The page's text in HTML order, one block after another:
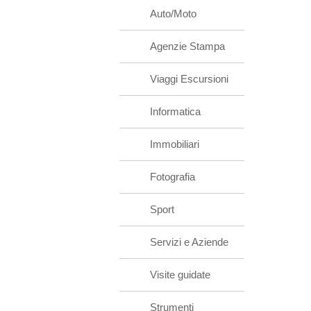
Auto/Moto
Agenzie Stampa
Viaggi Escursioni
Informatica
Immobiliari
Fotografia
Sport
Servizi e Aziende
Visite guidate
Strumenti